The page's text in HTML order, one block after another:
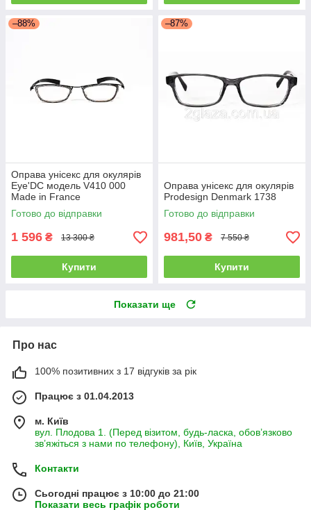
–88%
Оправа унісекс для окулярів
Eye'DC модель V410 000
Made in France
Готово до відправки
1 596 ₴ 13 300 ₴
Купити
–87%
Оправа унісекс для окулярів
Prodesign Denmark 1738
Готово до відправки
981,50 ₴ 7 550 ₴
Купити
Показати ще
Про нас
100% позитивних з 17 відгуків за рік
Працює з 01.04.2013
м. Київ
вул. Плодова 1. (Перед візитом, будь-ласка, обов’язково
зв’яжіться з нами по телефону), Київ, Україна
Контакти
Сьогодні працює з 10:00 до 21:00
Показати весь графік роботи